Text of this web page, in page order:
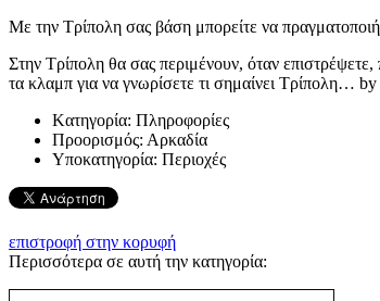
Με την Τρίπολη σας βάση μπορείτε να
Στην Τρίπολη θα σας περιμένουν, όταν επιστρέψετε,
τα κλαμπ για να γνωρίσετε τι σημαίνει Τρίπολη…
Kατηγορία: Πληροφορίες
Προορισμός: Αρκαδία
Υποκατηγορία: Περιοχές
επιστροφή στην κορυφή
Περισσότερα σε αυτή την κατηγορία: